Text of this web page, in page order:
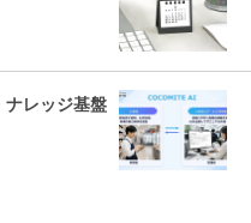
ナレッジ基盤